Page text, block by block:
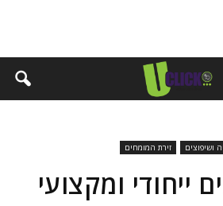
ושיפוצים זירת המומחים
ייחודי ומקצועי